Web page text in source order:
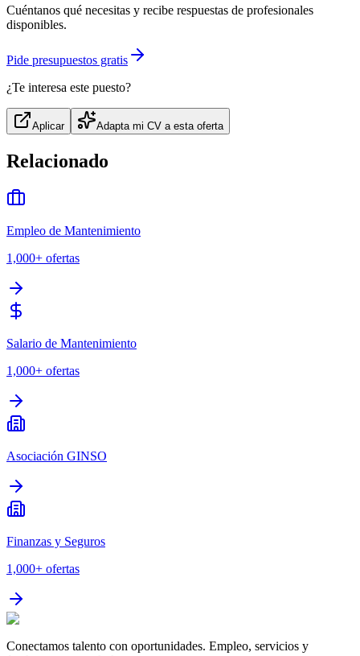
Cuéntanos qué necesitas y recibe respuestas de profesionales
disponibles.
Pide presupuestos gratis
¿Te interesa este puesto?
Aplicar Adapta mi CV a esta oferta
Relacionado
Empleo de Mantenimiento
1,000+ ofertas
Salario de Mantenimiento
1,000+ ofertas
Asociación GINSO
Finanzas y Seguros
1,000+ ofertas
Conectamos talento con oportunidades. Empleo, servicios y